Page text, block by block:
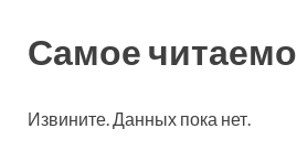
Самое
Извините. Данных пока нет.